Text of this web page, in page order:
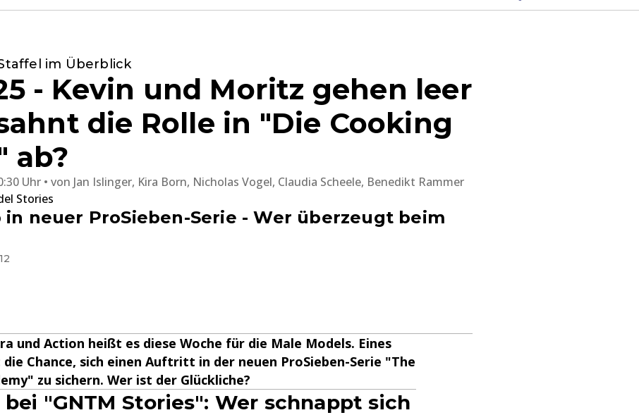
im Überblick
- Kevin und Moritz gehen leer
die Rolle in "Die Cooking
ab?
Uhr von Jan Islinger, Kira Born, Nicholas Vogel, Claudia Scheele, Benedikt Rammer
Stories
in neuer ProSieben-Serie - Wer überzeugt beim
und Action heißt es diese Woche für die Male Models. Eines
Chance, sich einen Auftritt in der neuen ProSieben-Serie "The
zu sichern. Wer ist der Glückliche?
bei "GNTM Stories": Wer schnappt sich